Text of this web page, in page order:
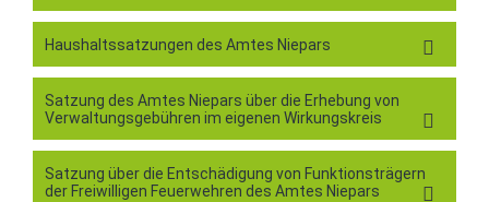
Haushaltssatzungen des Amtes Niepars
Satzung des Amtes Niepars über die Erhebung von
Verwaltungsgebühren im eigenen Wirkungskreis
Satzung über die Entschädigung von Funktionsträgern
der Freiwilligen Feuerwehren des Amtes Niepars